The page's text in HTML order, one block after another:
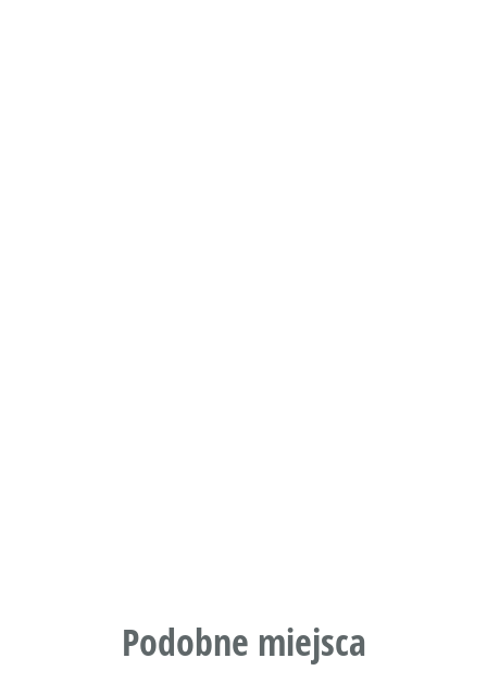
Podobne miejsca